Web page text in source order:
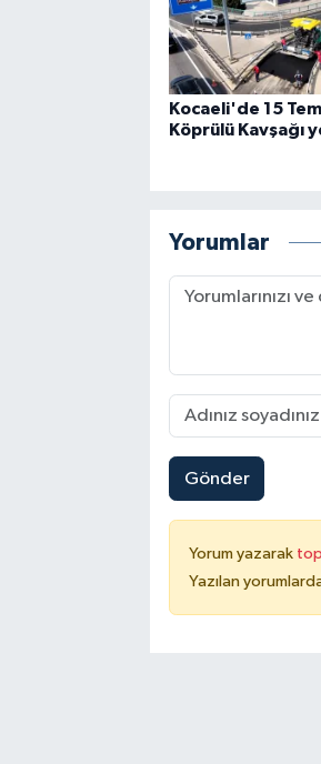
Kocaeli'de 15
Köprülü Kavşağı
Yorumlar
Gönder
Yorum yazarak
Yazılan